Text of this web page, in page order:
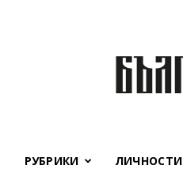
РУБРИКИ ЛИЧНОСТИ